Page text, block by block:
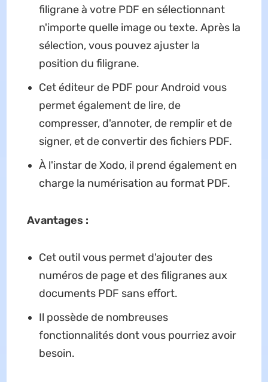
filigrane à votre PDF en sélectionnant
n'importe quelle image ou texte. Après la
sélection, vous pouvez ajuster la
position du filigrane.
Cet éditeur de PDF pour Android vous
permet également de lire, de
compresser, d'annoter, de remplir et de
signer, et de convertir des fichiers PDF.
À l'instar de Xodo, il prend également en
charge la numérisation au format PDF.
Avantages :
Cet outil vous permet d'ajouter des
numéros de page et des filigranes aux
documents PDF sans effort.
Il possède de nombreuses
fonctionnalités dont vous pourriez avoir
besoin.